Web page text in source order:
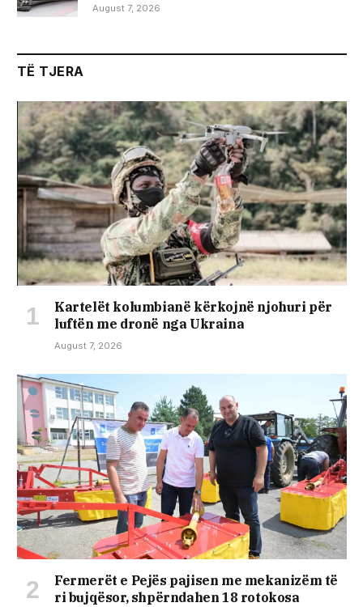
August 7, 2026
TË TJERA
Kartelët kolumbianë kërkojnë njohuri për
luftën me dronë nga Ukraina
August 7, 2026
Fermerët e Pejës pajisen me mekanizëm të
ri bujqësor, shpërndahen 18 rotokosa